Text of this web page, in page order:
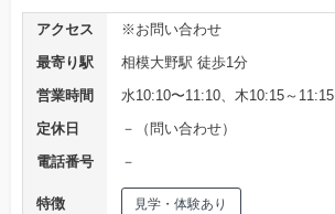
アクセス
※お問い合わせ
最寄り駅
相模大野駅 徒歩1分
営業時間
水10:10〜11:10、木10:15～11:15
定休日
－（問い合わせ）
電話番号
－
特徴 見学・体験あり